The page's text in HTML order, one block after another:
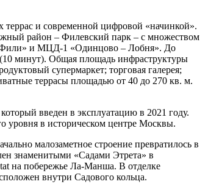
и современной цифровой «начинкой».
район – Филевский парк – с множеством
и МЦД-1 «Одинцово – Лобня». До
минут). Общая площадь инфраструктуры
супермаркет; торговая галерея;
террасы площадью от 40 до 270 кв. м.
введен в эксплуатацию в 2021 году.
уровня в историческом центре Москвы.
малозаметное строение превратилось в
знаменитыми «Садами Этрета» в
на побережье Ла-Манша. В отделке
внутри Садового кольца.